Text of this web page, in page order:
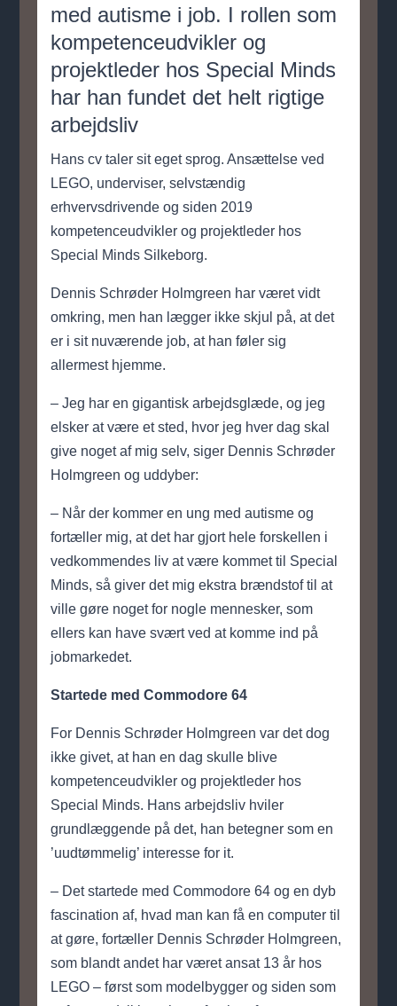
med autisme i job. I rollen som
kompetenceudvikler og
projektleder hos Special Minds
har han fundet det helt rigtige
arbejdsliv
Hans cv taler sit eget sprog. Ansættelse ved
LEGO, underviser, selvstændig
erhvervsdrivende og siden 2019
kompetenceudvikler og projektleder hos
Special Minds Silkeborg.
Dennis Schrøder Holmgreen har været vidt
omkring, men han lægger ikke skjul på, at det
er i sit nuværende job, at han føler sig
allermest hjemme.
– Jeg har en gigantisk arbejdsglæde, og jeg
elsker at være et sted, hvor jeg hver dag skal
give noget af mig selv, siger Dennis Schrøder
Holmgreen og uddyber:
– Når der kommer en ung med autisme og
fortæller mig, at det har gjort hele forskellen i
vedkommendes liv at være kommet til Special
Minds, så giver det mig ekstra brændstof til at
ville gøre noget for nogle mennesker, som
ellers kan have svært ved at komme ind på
jobmarkedet.
Startede med Commodore 64
For Dennis Schrøder Holmgreen var det dog
ikke givet, at han en dag skulle blive
kompetenceudvikler og projektleder hos
Special Minds. Hans arbejdsliv hviler
grundlæggende på det, han betegner som en
’uudtømmelig’ interesse for it.
– Det startede med Commodore 64 og en dyb
fascination af, hvad man kan få en computer til
at gøre, fortæller Dennis Schrøder Holmgreen,
som blandt andet har været ansat 13 år hos
LEGO – først som modelbygger og siden som